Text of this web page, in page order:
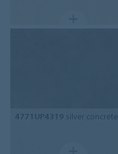
4771UP4319 silver concrete